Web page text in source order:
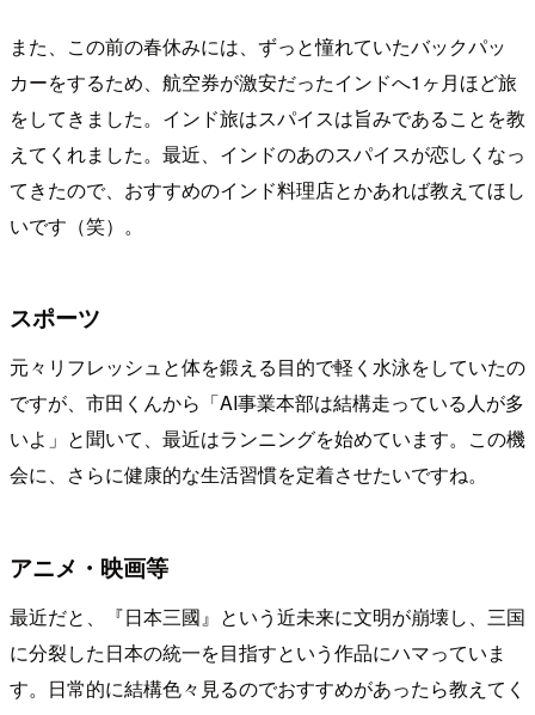
また、この前の春休みには、ずっと憧れていたバックパッ
カーをするため、航空券が激安だったインドへ1ヶ月ほど旅
をしてきました。インド旅はスパイスは旨みであることを教
えてくれました。最近、インドのあのスパイスが恋しくなっ
てきたので、おすすめのインド料理店とかあれば教えてほし
いです（笑）。
スポーツ
元々リフレッシュと体を鍛える目的で軽く水泳をしていたの
ですが、市田くんから「AI事業本部は結構走っている人が多
いよ」と聞いて、最近はランニングを始めています。この機
会に、さらに健康的な生活習慣を定着させたいですね。
アニメ・映画等
最近だと、『日本三國』という近未来に文明が崩壊し、三国
に分裂した日本の統一を目指すという作品にハマっていま
す。日常的に結構色々見るのでおすすめがあったら教えてく